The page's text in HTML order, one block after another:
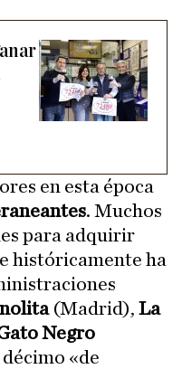
en esta época
. Muchos
para adquirir
históricamente ha
(Madrid), La
Negro
«de